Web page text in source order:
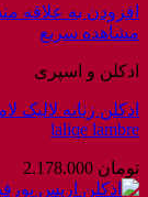
افزودن به علاقه
مشاهده سریع
ادکلن و اسپری
laliqe lambre
تومان